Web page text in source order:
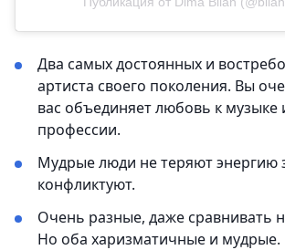
Два самых достоянных и
артиста своего поколения. Вы
вас объединяет любовь к музыке
профессии.
Мудрые люди не теряют энергию
конфликтуют.
Очень разные, даже сравнивать
Но оба харизматичные и мудрые.